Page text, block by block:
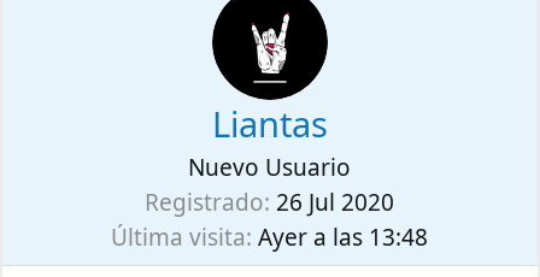
Liantas
Nuevo Usuario
Registrado 26 Jul 2020
Última visita Ayer a las 13:48